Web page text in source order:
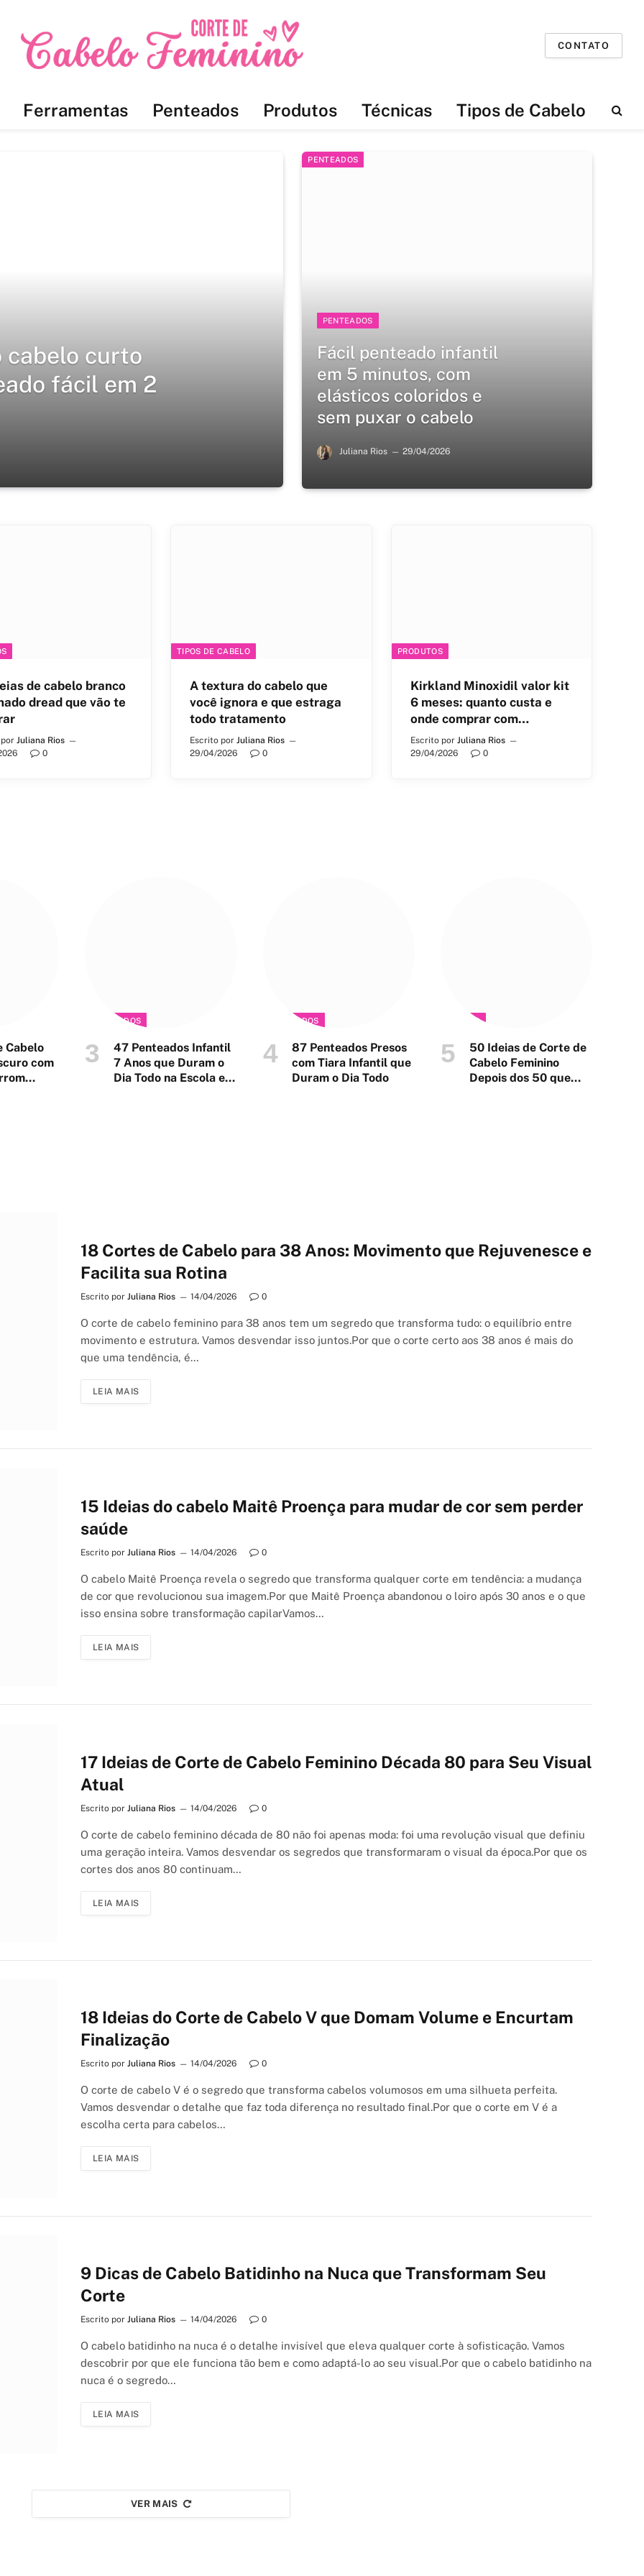
CONTATO
Ferramentas Penteados Produtos Técnicas Tipos de Cabelo
cabelo curto
fácil em 2
PENTEADOS
PENTEADOS
Fácil penteado infantil
em 5 minutos, com
elásticos coloridos e
sem puxar o cabelo
Juliana Rios 29/04/2026
de cabelo branco
dread que vão te
Juliana Rios
0
TIPOS DE CABELO
A textura do cabelo que
você ignora e que estraga
todo tratamento
Escrito por Juliana Rios
29/04/2026
0
PRODUTOS
Kirkland Minoxidil valor kit
6 meses: quanto custa e
onde comprar com
segurança
Escrito por Juliana Rios
29/04/2026
0
Cabelo
com
PENTEADOS
47 Penteados Infantil
7 Anos que Duram o
Dia Todo na Escola e
PENTEADOS
87 Penteados Presos
com Tiara Infantil que
Duram o Dia Todo
CORTES
50 Ideias de Corte de
Cabelo Feminino
Depois dos 50 que
18 Cortes de Cabelo para 38 Anos: Movimento que Rejuvenesce e
Facilita sua Rotina
Escrito por Juliana Rios 14/04/2026 0
O corte de cabelo feminino para 38 anos tem um segredo que transforma tudo: o equilíbrio entre
movimento e estrutura. Vamos desvendar isso juntos.Por que o corte certo aos 38 anos é mais do
que uma tendência, é…
LEIA MAIS
15 Ideias do cabelo Maitê Proença para mudar de cor sem perder
saúde
Escrito por Juliana Rios 14/04/2026 0
O cabelo Maitê Proença revela o segredo que transforma qualquer corte em tendência: a mudança
de cor que revolucionou sua imagem.Por que Maitê Proença abandonou o loiro após 30 anos e o que
isso ensina sobre transformação capilarVamos…
LEIA MAIS
17 Ideias de Corte de Cabelo Feminino Década 80 para Seu Visual
Atual
Escrito por Juliana Rios 14/04/2026 0
O corte de cabelo feminino década de 80 não foi apenas moda: foi uma revolução visual que definiu
uma geração inteira. Vamos desvendar os segredos que transformaram o visual da época.Por que os
cortes dos anos 80 continuam…
LEIA MAIS
18 Ideias do Corte de Cabelo V que Domam Volume e Encurtam
Finalização
Escrito por Juliana Rios 14/04/2026 0
O corte de cabelo V é o segredo que transforma cabelos volumosos em uma silhueta perfeita.
Vamos desvendar o detalhe que faz toda diferença no resultado final.Por que o corte em V é a
escolha certa para cabelos…
LEIA MAIS
9 Dicas de Cabelo Batidinho na Nuca que Transformam Seu
Corte
Escrito por Juliana Rios 14/04/2026 0
O cabelo batidinho na nuca é o detalhe invisível que eleva qualquer corte à sofisticação. Vamos
descobrir por que ele funciona tão bem e como adaptá-lo ao seu visual.Por que o cabelo batidinho na
nuca é o segredo…
LEIA MAIS
VER MAIS